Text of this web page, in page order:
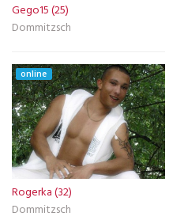
Gego15 (25)
Dommitzsch
online
Rogerka (32)
Dommitzsch